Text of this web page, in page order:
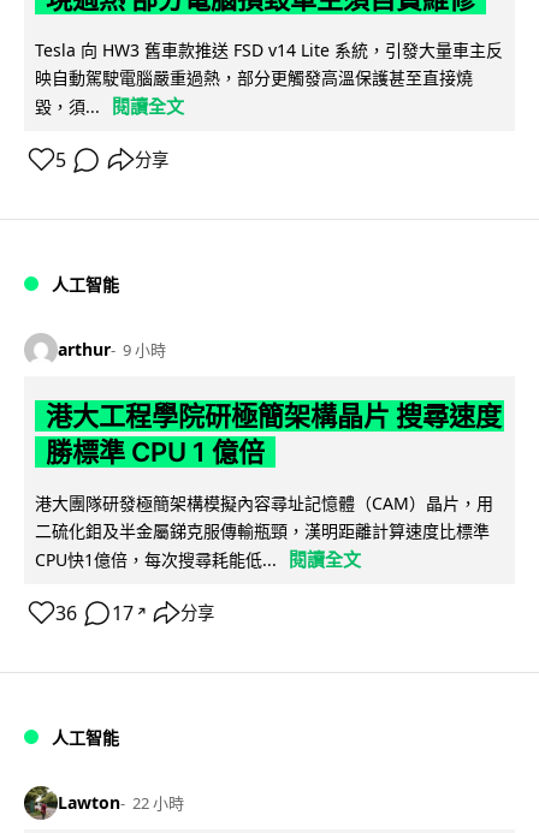
Tesla 向 HW3 舊車款推送 FSD v14 Lite 系統，引發大量車主反
映自動駕駛電腦嚴重過熱，部分更觸發高溫保護甚至直接燒
毀，須...
閱讀全文
5 分享
人工智能
arthur 9 小時
港大工程學院研極簡架構晶片 搜尋速度
勝標準 CPU 1 億倍
港大團隊研發極簡架構模擬內容尋址記憶體（CAM）晶片，用
二硫化鉬及半金屬銻克服傳輸瓶頸，漢明距離計算速度比標準
CPU快1億倍，每次搜尋耗能低...
閱讀全文
36 17 ↗ 分享
人工智能
Lawton 22 小時